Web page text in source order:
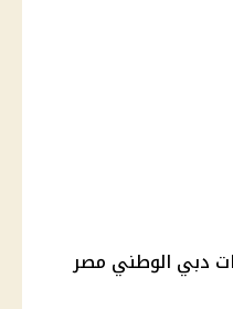
دبي الوطني مصر